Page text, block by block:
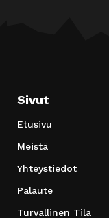
Sivut
Etusivu
Meistä
Yhteystiedot
Palaute
Turvallinen Tila